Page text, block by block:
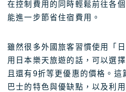
日本樂天｜最新優惠
日本轉運推薦Rakuten
在控制費用的同時輕鬆前往各
能進一步節省住宿費用。
雖然很多外國旅客習慣使用「
用日本樂天旅遊的話，可以選
且還有9折等更優惠的價格。這
巴士的特色與優缺點，以及利